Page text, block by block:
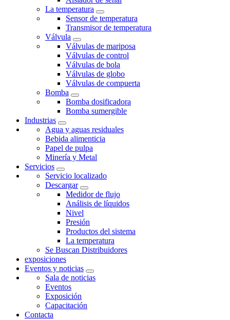
La temperatura
Sensor de temperatura
Transmisor de temperatura
Válvula
Válvulas de mariposa
Válvulas de control
Válvulas de bola
Válvulas de globo
Válvulas de compuerta
Bomba
Bomba dosificadora
Bomba sumergible
Industrias
Agua y aguas residuales
Bebida alimenticia
Papel de pulpa
Minería y Metal
Servicios
Servicio localizado
Descargar
Medidor de flujo
Análisis de líquidos
Nivel
Presión
Productos del sistema
La temperatura
Se Buscan Distribuidores
exposiciones
Eventos y noticias
Sala de noticias
Eventos
Exposición
Capacitación
Contacta